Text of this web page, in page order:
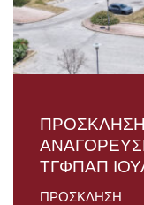
TΓΦΠΑΠ
ΠΡΟΣΚΛΗΣΗ